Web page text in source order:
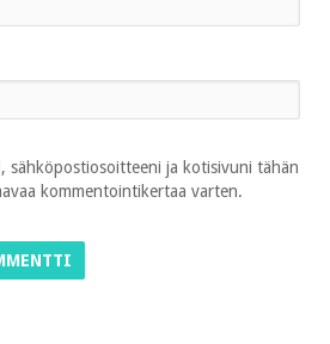
sähköpostiosoitteeni ja kotisivuni tähän
kommentointikertaa varten.